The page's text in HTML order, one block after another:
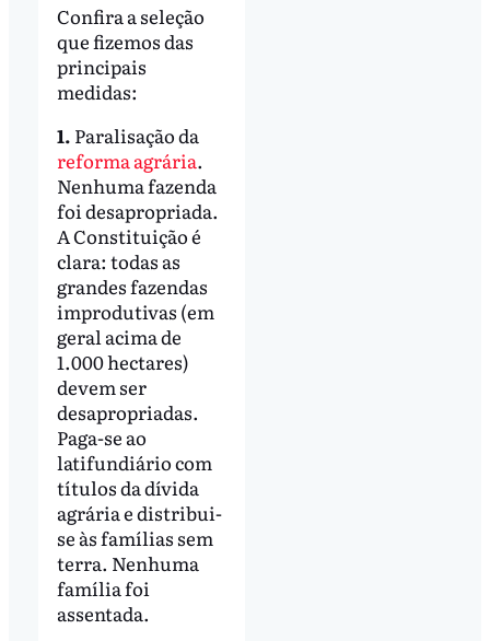
Confira a seleção
que fizemos das
principais
medidas:
1. Paralisação da
reforma agrária.
Nenhuma fazenda
foi desapropriada.
A Constituição é
clara: todas as
grandes fazendas
improdutivas (em
geral acima de
1.000 hectares)
devem ser
desapropriadas.
Paga-se ao
latifundiário com
títulos da dívida
agrária e distribui-
se às famílias sem
terra. Nenhuma
família foi
assentada.